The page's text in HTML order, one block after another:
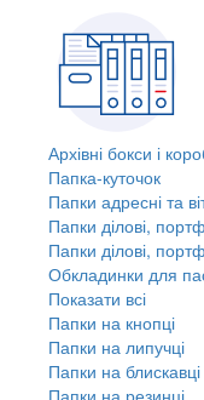
Архівні бокси і
Папка-куточок
Папки адресні та
Папки ділові,
Папки ділові,
Обкладинки для
Показати всі
Папки на кнопці
Папки на липучці
Папки на блискавці
Папки на резинці